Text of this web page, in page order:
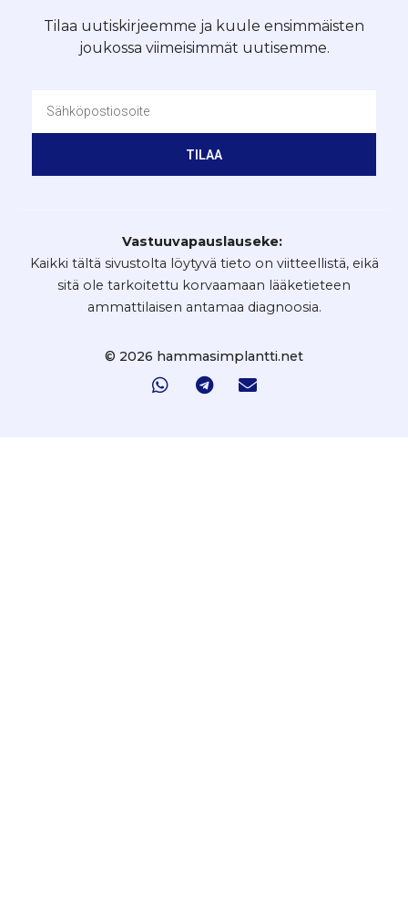
Tilaa uutiskirjeemme ja kuule ensimmäisten
joukossa viimeisimmät uutisemme.
TILAA
Vastuuvapauslauseke:
Kaikki tältä sivustolta löytyvä tieto on viitteellistä, eikä
sitä ole tarkoitettu korvaamaan lääketieteen
ammattilaisen antamaa diagnoosia.
© 2026 hammasimplantti.net